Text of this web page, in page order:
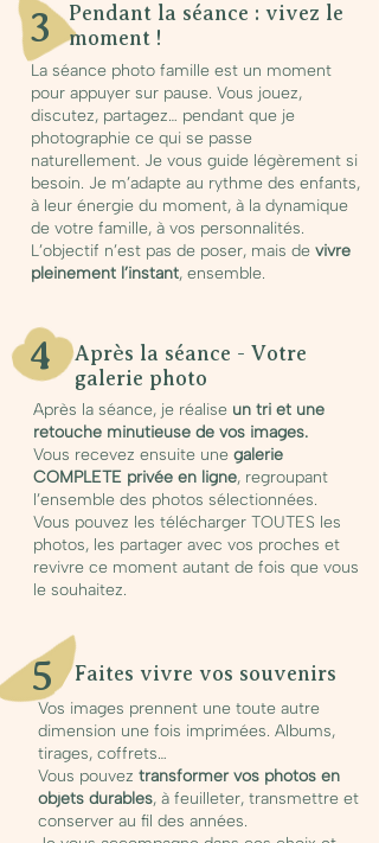
3
Pendant la séance : vivez le
moment !
La séance photo famille est un moment
pour appuyer sur pause. Vous jouez,
discutez, partagez… pendant que je
photographie ce qui se passe
naturellement. Je vous guide légèrement si
besoin. Je m’adapte au rythme des enfants,
à leur énergie du moment, à la dynamique
de votre famille, à vos personnalités.
L’objectif n’est pas de poser, mais de vivre
pleinement l’instant, ensemble.
4
Après la séance - Votre
galerie photo
Après la séance, je réalise un tri et une
retouche minutieuse de vos images.
Vous recevez ensuite une galerie
COMPLETE privée en ligne, regroupant
l’ensemble des photos sélectionnées.
Vous pouvez les télécharger TOUTES les
photos, les partager avec vos proches et
revivre ce moment autant de fois que vous
le souhaitez.
Faites vivre vos souvenirs
5
Vos images prennent une toute autre
dimension une fois imprimées. Albums,
tirages, coffrets…
Vous pouvez transformer vos photos en
objets durables, à feuilleter, transmettre et
conserver au fil des années.